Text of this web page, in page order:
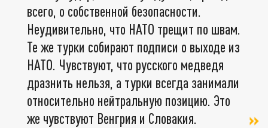
всего, о собственной безопасности.
Неудивительно, что НАТО трещит по швам.
Те же турки собирают подписи о выходе из
НАТО. Чувствуют, что русского медведя
дразнить нельзя, а турки всегда занимали
относительно нейтральную позицию. Это
же чувствуют Венгрия и Словакия.